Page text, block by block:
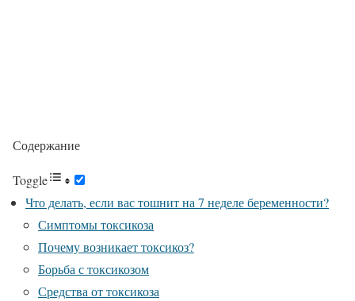
Содержание
Toggle
Что делать, если вас тошнит на 7 неделе беременности?
Симптомы токсикоза
Почему возникает токсикоз?
Борьба с токсикозом
Средства от токсикоза